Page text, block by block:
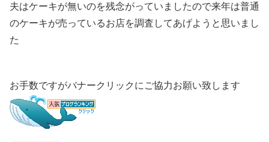
夫はケーキが無いのを残念がっていましたので来年は普通
のケーキが売っているお店を調査してあげようと思いまし
た
お手数ですがバナークリックにご協力お願い致します